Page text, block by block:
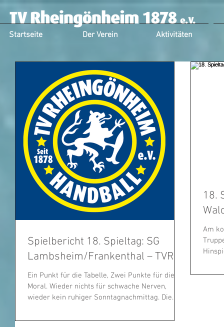
Startseite Der Verein Aktivitäten
Spielbericht 18. Spieltag: SG
Lambsheim/Frankenthal – TVR
Ein Punkt für die Tabelle, Zwei Punkte für die
Moral. Wieder nichts für schwache Nerven,
wieder kein ruhiger Sonntagnachmittag. Die...
18.
Am
Hinspiel